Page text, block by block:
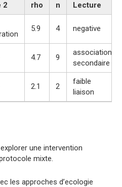
2 rho n Lecture
5.9 4 negative
4.7 9
association
secondaire
2.1 2
faible
liaison
une intervention
mixte.
les approches d’ecologie